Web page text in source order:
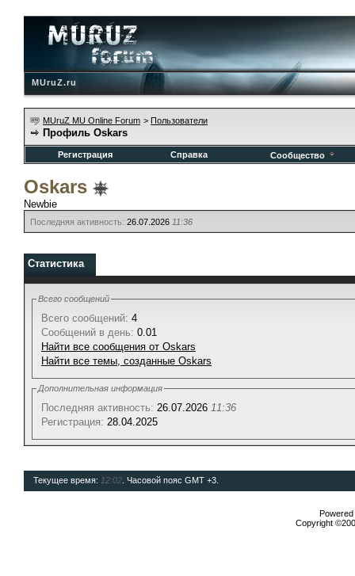
MUruZ.ru
MUruZ MU Online Forum > Пользователи
Профиль Oskars
Регистрация Справка Сообщество
Oskars
Newbie
Последняя активность: 26.07.2026 11:36
Статистика
Всего сообщений
Всего сообщений: 4
Сообщений в день: 0.01
Найти все сообщения от Oskars
Найти все темы, созданные Oskars
Дополнительная информация
Последняя активность: 26.07.2026 11:36
Регистрация: 28.04.2025
Текущее время: 12:02 . Часовой пояс GMT +3.
Copyright